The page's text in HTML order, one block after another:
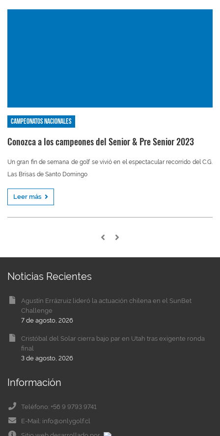
Campeonatos nacionales
Conozca a los campeones del Senior & Pre Senior 2023
Un gran fin de semana de golf se vivió en el espectacular recorrido del C.G.
Las Brisas de Santo Domingo
Leer más
Noticias Recientes
Agustín Errázruiz lideró la actuación chilena en el SunBet
Challenge
7 de agosto, 2026
Cristóbal del Solar cierra bajo par en Utah tras exigente ronda
final
3 de agosto, 2026
Información
Teléfono: +56 9 9793 9741
E-Mail: info@onlygolf.cl